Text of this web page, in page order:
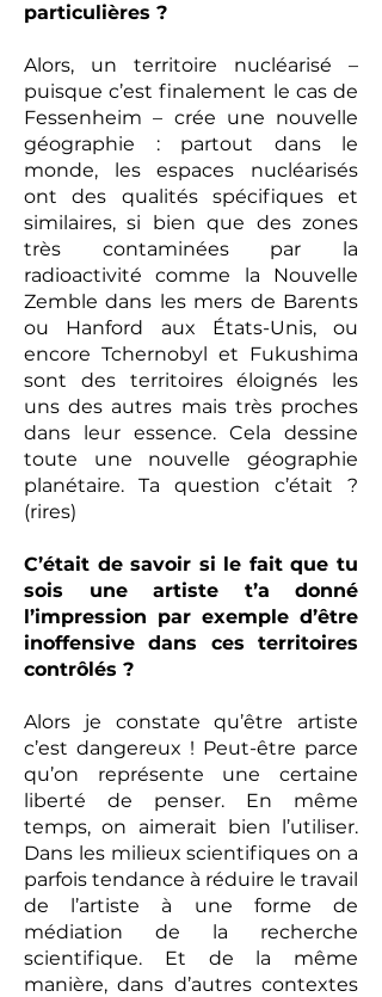
particulières ?
Alors, un territoire nucléarisé –
puisque c’est finalement le cas de
Fessenheim – crée une nouvelle
géographie : partout dans le
monde, les espaces nucléarisés
ont des qualités spécifiques et
similaires, si bien que des zones
très contaminées par la
radioactivité comme la Nouvelle
Zemble dans les mers de Barents
ou Hanford aux États-Unis, ou
encore Tchernobyl et Fukushima
sont des territoires éloignés les
uns des autres mais très proches
dans leur essence. Cela dessine
toute une nouvelle géographie
planétaire. Ta question c’était ?
(rires)
C’était de savoir si le fait que tu
sois une artiste t’a donné
l’impression par exemple d’être
inoffensive dans ces territoires
contrôlés ?
Alors je constate qu’être artiste
c’est dangereux ! Peut-être parce
qu’on représente une certaine
liberté de penser. En même
temps, on aimerait bien l’utiliser.
Dans les milieux scientifiques on a
parfois tendance à réduire le travail
de l’artiste à une forme de
médiation de la recherche
scientifique. Et de la même
manière, dans d’autres contextes